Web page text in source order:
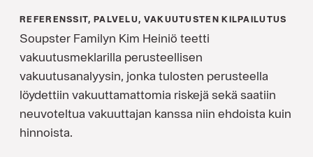
REFERENSSIT, PALVELU, VAKUUTUSTEN KILPAILUTUS
Soupster Familyn Kim Heiniö teetti
vakuutusmeklarilla perusteellisen
vakuutusanalyysin, jonka tulosten perusteella
löydettiin vakuuttamattomia riskejä sekä saatiin
neuvoteltua vakuuttajan kanssa niin ehdoista kuin
hinnoista.